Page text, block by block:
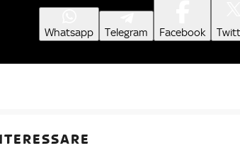
Whatsapp Telegram Facebook